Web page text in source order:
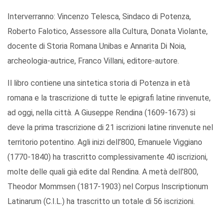
Interverranno: Vincenzo Telesca, Sindaco di Potenza,
Roberto Falotico, Assessore alla Cultura, Donata Violante,
docente di Storia Romana Unibas e Annarita Di Noia,
archeologia-autrice, Franco Villani, editore-autore.
Il libro contiene una sintetica storia di Potenza in età
romana e la trascrizione di tutte le epigrafi latine rinvenute,
ad oggi, nella città. A Giuseppe Rendina (1609-1673) si
deve la prima trascrizione di 21 iscrizioni latine rinvenute nel
territorio potentino. Agli inizi dell’800, Emanuele Viggiano
(1770-1840) ha trascritto complessivamente 40 iscrizioni,
molte delle quali già edite dal Rendina. A metà dell’800,
Theodor Mommsen (1817-1903) nel Corpus Inscriptionum
Latinarum (C.I.L.) ha trascritto un totale di 56 iscrizioni.